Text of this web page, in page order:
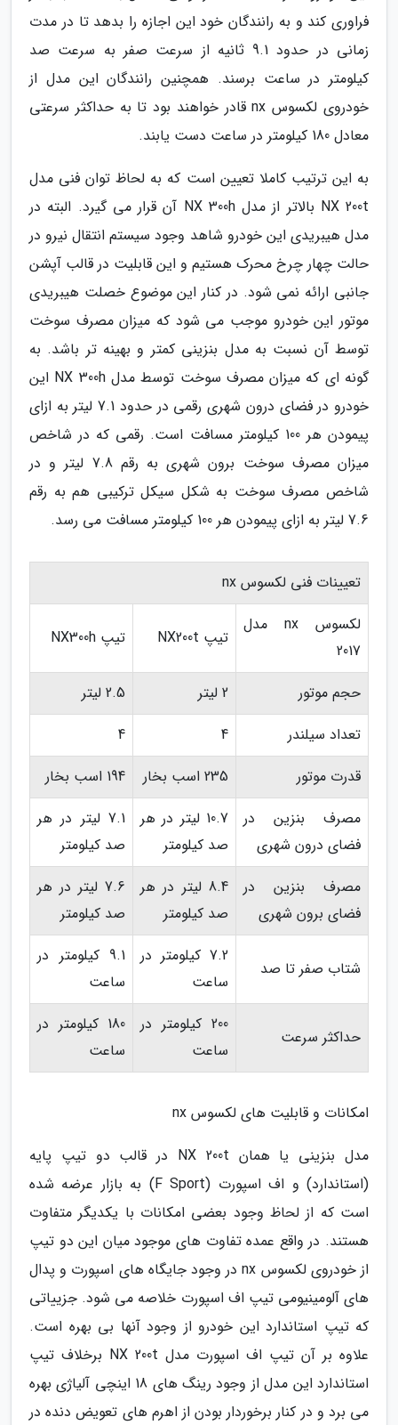
فراوری کند و به رانندگان خود این اجازه را بدهد تا در مدت
زمانی در حدود 9.1 ثانیه از سرعت صفر به سرعت صد
کیلومتر در ساعت برسند. همچنین رانندگان این مدل از
خودروی لکسوس nx قادر خواهند بود تا به حداکثر سرعتی
معادل 180 کیلومتر در ساعت دست یابند.
به این ترتیب کاملا تعیین است که به لحاظ توان فنی مدل
NX 200t بالاتر از مدل NX 300h آن قرار می گیرد. البته در
مدل هیبریدی این خودرو شاهد وجود سیستم انتقال نیرو در
حالت چهار چرخ محرک هستیم و این قابلیت در قالب آپشن
جانبی ارائه نمی شود. در کنار این موضوع خصلت هیبریدی
موتور این خودرو موجب می شود که میزان مصرف سوخت
توسط آن نسبت به مدل بنزینی کمتر و بهینه تر باشد. به
گونه ای که میزان مصرف سوخت توسط مدل NX 300h این
خودرو در فضای درون شهری رقمی در حدود 7.1 لیتر به ازای
پیمودن هر 100 کیلومتر مسافت است. رقمی که در شاخص
میزان مصرف سوخت برون شهری به رقم 7.8 لیتر و در
شاخص مصرف سوخت به شکل سیکل ترکیبی هم به رقم
7.6 لیتر به ازای پیمودن هر 100 کیلومتر مسافت می رسد.
تعیینات فنی لکسوس nx
لکسوس nx مدل
2017
تیپ NX200t تیپ NX300h
حجم موتور 2 لیتر
2.5 لیتر
تعداد سیلندر
4
4
قدرت موتور
235 اسب بخار
194 اسب بخار
مصرف بنزین در
فضای درون شهری
10.7 لیتر در هر
صد کیلومتر
7.1 لیتر در هر
صد کیلومتر
مصرف بنزین در
فضای برون شهری
8.4 لیتر در هر
صد کیلومتر
7.6 لیتر در هر
صد کیلومتر
شتاب صفر تا صد
7.2 کیلومتر در
ساعت
9.1 کیلومتر در
ساعت
حداکثر سرعت
200 کیلومتر در
ساعت
180 کیلومتر در
ساعت
امکانات و قابلیت های لکسوس nx
مدل بنزینی یا همان NX 200t در قالب دو تیپ پایه
(استاندارد) و اف اسپورت (F Sport) به بازار عرضه شده
است که از لحاظ وجود بعضی امکانات با یکدیگر متفاوت
هستند. در واقع عمده تفاوت های موجود میان این دو تیپ
از خودروی لکسوس nx در وجود جایگاه های اسپورت و پدال
های آلومینیومی تیپ اف اسپورت خلاصه می شود. جزییاتی
که تیپ استاندارد این خودرو از وجود آنها بی بهره است.
علاوه بر آن تیپ اف اسپورت مدل NX 200t برخلاف تیپ
استاندارد این مدل از وجود رینگ های 18 اینچی آلیاژی بهره
می برد و در کنار برخوردار بودن از اهرم های تعویض دنده در